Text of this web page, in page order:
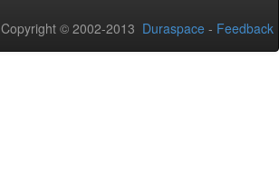
Copyright © 2002-2013 Duraspace - Feedback